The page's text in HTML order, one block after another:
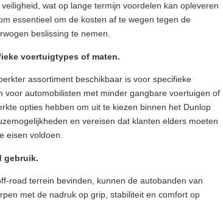
wat op lange termijn voordelen kan opleveren
essentieel om de kosten af te wegen tegen de
beslissing te nemen.
voertuigtypes of maten.
assortiment beschikbaar is voor specifieke
automobilisten met minder gangbare voertuigen of
opties hebben om uit te kiezen binnen het Dunlop
en vereisen dat klanten elders moeten
eisen voldoen.
gebruik.
road terrein bevinden, kunnen de autobanden van
met de nadruk op grip, stabiliteit en comfort op